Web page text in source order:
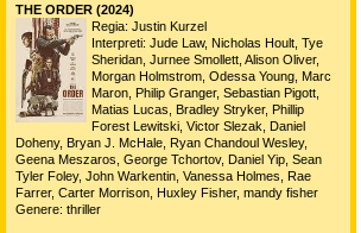
THE ORDER (2024)
Regia: Justin Kurzel
Interpreti: Jude Law, Nicholas Hoult, Tye
Sheridan, Jurnee Smollett, Alison Oliver,
Morgan Holmstrom, Odessa Young, Marc
Maron, Philip Granger, Sebastian Pigott,
Matias Lucas, Bradley Stryker, Phillip
Forest Lewitski, Victor Slezak, Daniel
Doheny, Bryan J. McHale, Ryan Chandoul Wesley,
Geena Meszaros, George Tchortov, Daniel Yip, Sean
Tyler Foley, John Warkentin, Vanessa Holmes, Rae
Farrer, Carter Morrison, Huxley Fisher, mandy fisher
Genere: thriller